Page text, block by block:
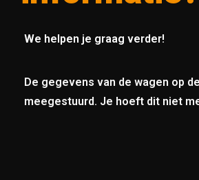
We helpen je graag verder!
De gegevens van de wagen op
meegestuurd. Je hoeft dit niet